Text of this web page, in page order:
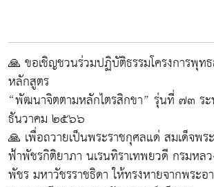
🙏 ขอเชิญชวนร่วมปฏิบัติธรรมโครงการพุท
หลักสูตร
“พัฒนาจิตตามหลักไตรสิกขา” รุ่นที่ ๗๓ ร
ธันวาคม ๒๕๖๖
🙏 เพื่อถวายเป็นพระราชกุศลแด่ สมเด็จพระ
ฟ้าพัชรกิติยาภา นเรนทิราเทพยวดี กรมหล
พัชร มหาวัชรราชธิดา ให้ทรงหายจากพระอ